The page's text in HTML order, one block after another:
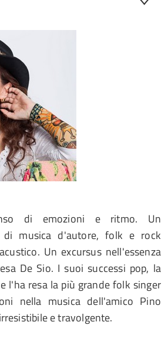
di emozioni e ritmo. Un
di musica d'autore, folk e rock
Un excursus nell'essenza
De Sio. I suoi successi pop, la
l'ha resa la più grande folk singer
nella musica dell'amico Pino
e travolgente.